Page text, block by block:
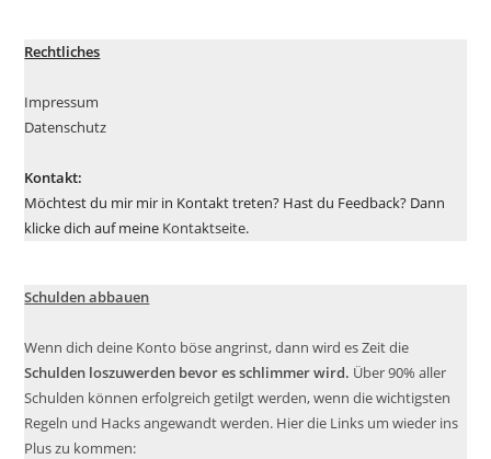
Rechtliches
Impressum
Datenschutz
Kontakt:
Möchtest du mir mir in Kontakt treten? Hast du Feedback? Dann
klicke dich auf meine Kontaktseite.
Schulden abbauen
Wenn dich deine Konto böse angrinst, dann wird es Zeit die
Schulden loszuwerden bevor es schlimmer wird. Über 90% aller
Schulden können erfolgreich getilgt werden, wenn die wichtigsten
Regeln und Hacks angewandt werden. Hier die Links um wieder ins
Plus zu kommen: